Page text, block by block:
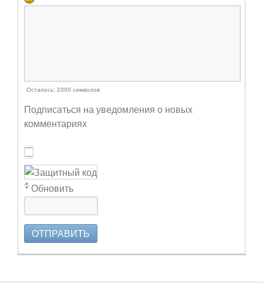
Осталось: 2300 символов
Подписаться на уведомления о новых
комментариях
Обновить
ОТПРАВИТЬ